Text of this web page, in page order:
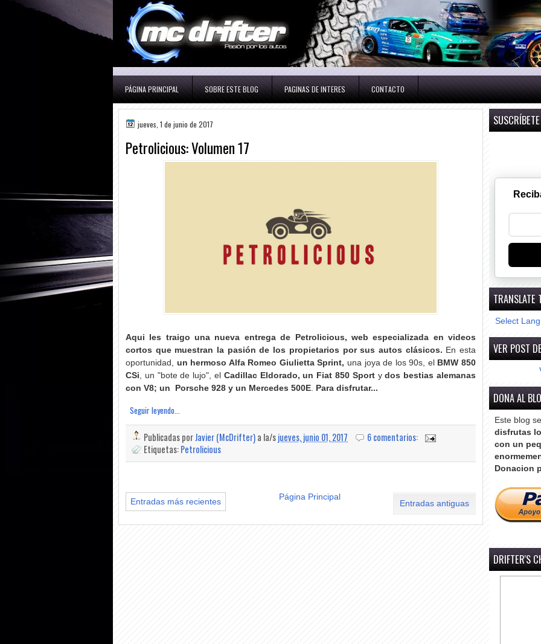
PÁGINA PRINCIPAL SOBRE ESTE BLOG PAGINAS DE INTERES CONTACTO
jueves, 1 de junio de 2017
Petrolicious: Volumen 17
Aqui les traigo una nueva entrega de Petrolicious, web especializada en videos
cortos que muestran la pasión de los propietarios por sus autos clásicos. En esta
oportunidad, un hermoso Alfa Romeo Giulietta Sprint, una joya de los 90s, el
BMW 850
CSi , un "bote de lujo", el Cadillac Eldorado, un Fiat 850 Sportydos bestias alemanas
con V8; un Porsche 928 y un Mercedes 500E
Para disfrutar...
Seguir leyendo...
Publicadas porJavier (McDrifter)a la/sjueves, junio 01, 2017
6 comentarios:
Etiquetas:Petrolicious
Entradas más recientes Entradas antiguas
Página Principal
TRANSLATE
Select
VER POST
DONA AL
Este blog
disfrutas
con un
Donacion
DRIFTER'S